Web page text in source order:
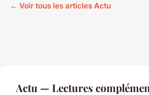
← Voir tous les articles Actu
Actu — Lectures